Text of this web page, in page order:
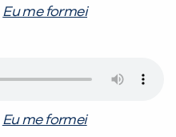
Eu me formei
Eu me formei